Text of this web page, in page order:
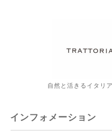
自然と活きるイタリ
インフォメーション